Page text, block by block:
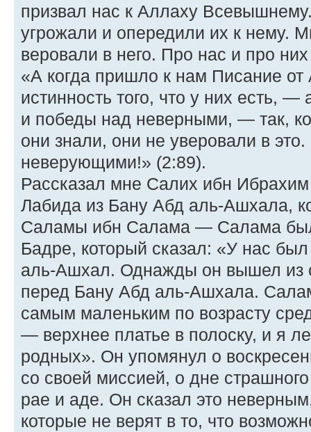
призвал нас к Аллаху
угрожали и опередили их к нему.
веровали в него. Про нас и про
«А когда пришло к нам Писание
истинность того, что у них есть,
и победы над неверными, — так,
они знали, они не уверовали в
неверующими!» (2:89).
Рассказал мне Салих ибн
Лабида из Бану Абд аль-Ашхала,
Саламы ибн Салама — Салама
Бадре, который сказал: «У нас
аль-Ашхал. Однажды он вышел из
перед Бану Абд аль-Ашхала.
самым маленьким по возрасту
— верхнее платье в полоску, и я
родных». Он упомянул о
со своей миссией, о дне
рае и аде. Он сказал это
которые не верят в то, что